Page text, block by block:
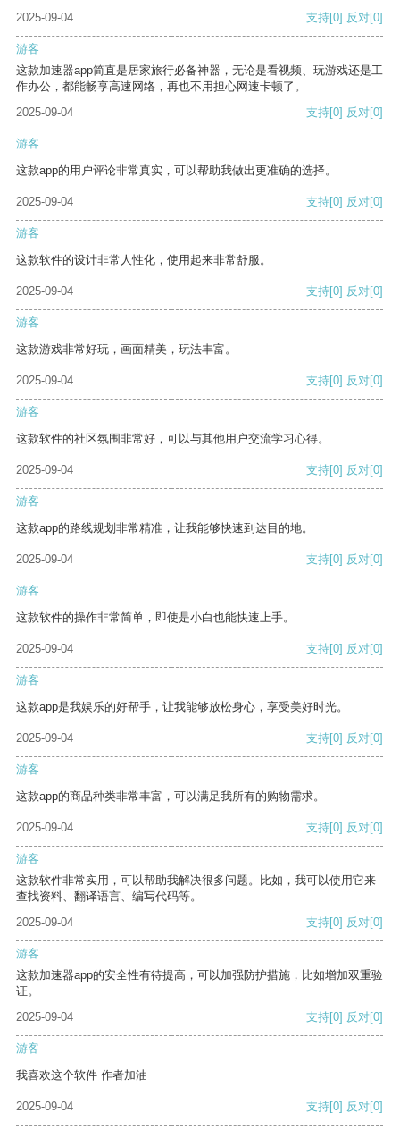
2025-09-04 支持[0] 反对[0]
游客
这款加速器app简直是居家旅行必备神器，无论是看视频、玩游戏还是工
作办公，都能畅享高速网络，再也不用担心网速卡顿了。
2025-09-04
支持[0] 反对[0]
游客
这款app的用户评论非常真实，可以帮助我做出更准确的选择。
2025-09-04 支持[0] 反对[0]
游客
这款软件的设计非常人性化，使用起来非常舒服。
2025-09-04 支持[0] 反对[0]
游客
这款游戏非常好玩，画面精美，玩法丰富。
2025-09-04 支持[0] 反对[0]
游客
这款软件的社区氛围非常好，可以与其他用户交流学习心得。
2025-09-04 支持[0] 反对[0]
游客
这款app的路线规划非常精准，让我能够快速到达目的地。
2025-09-04 支持[0] 反对[0]
游客
这款软件的操作非常简单，即使是小白也能快速上手。
2025-09-04 支持[0] 反对[0]
游客
这款app是我娱乐的好帮手，让我能够放松身心，享受美好时光。
2025-09-04 支持[0] 反对[0]
游客
这款app的商品种类非常丰富，可以满足我所有的购物需求。
2025-09-04 支持[0] 反对[0]
游客
这款软件非常实用，可以帮助我解决很多问题。比如，我可以使用它来
查找资料、翻译语言、编写代码等。
2025-09-04
支持[0] 反对[0]
游客
这款加速器app的安全性有待提高，可以加强防护措施，比如增加双重验
证。
2025-09-04
支持[0] 反对[0]
游客
我喜欢这个软件 作者加油
2025-09-04 支持[0] 反对[0]